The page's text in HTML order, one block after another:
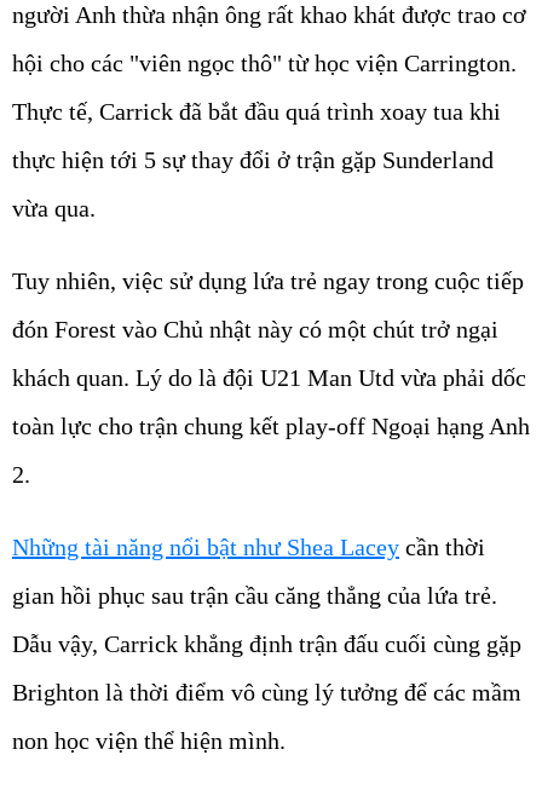
người Anh thừa nhận ông rất khao khát được trao cơ
hội cho các "viên ngọc thô" từ học viện Carrington.
Thực tế, Carrick đã bắt đầu quá trình xoay tua khi
thực hiện tới 5 sự thay đổi ở trận gặp Sunderland
vừa qua.
Tuy nhiên, việc sử dụng lứa trẻ ngay trong cuộc tiếp
đón Forest vào Chủ nhật này có một chút trở ngại
khách quan. Lý do là đội U21 Man Utd vừa phải dốc
toàn lực cho trận chung kết play-off Ngoại hạng Anh
2.
Những tài năng nổi bật như Shea Lacey cần thời
gian hồi phục sau trận cầu căng thẳng của lứa trẻ.
Dẫu vậy, Carrick khẳng định trận đấu cuối cùng gặp
Brighton là thời điểm vô cùng lý tưởng để các mầm
non học viện thể hiện mình.